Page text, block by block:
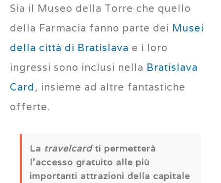
Sia il Museo della Torre che quello
della Farmacia fanno parte dei Musei
della città di Bratislava e i loro
ingressi sono inclusi nella Bratislava
Card, insieme ad altre fantastiche
offerte.
La travelcardti permetterà
l’accesso gratuito alle più
importanti attrazioni della capitale